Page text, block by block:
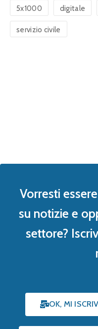
5x1000 digitale
servizio civile
Vorresti
su notizie e
settore?
OK, MI